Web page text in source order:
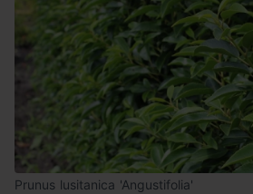
Prunus lusitanica 'Angustifolia'